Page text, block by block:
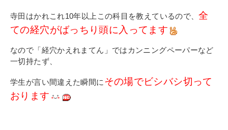
寺田はかれこれ10年以上この科目を教えているので、全
ての経穴がばっちり頭に入ってます
なので「経穴かえれまてん」ではカンニングペーパーなど
一切持たず、
学生が言い間違えた瞬間に その場でビシバシ切って
おります